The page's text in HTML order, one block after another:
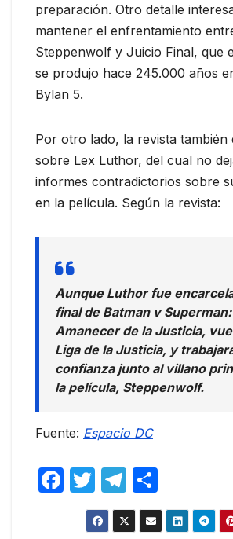
preparación. Otro detalle
mantener el enfrentamiento
Steppenwolf y Juicio Final, que
se produjo hace 245.000 años
Bylan 5.
Por otro lado, la revista también
sobre Lex Luthor, del cual no
informes contradictorios sobre
en la película. Según la revista:
Aunque Luthor fue
final de Batman v Superman:
Amanecer de la Justicia,
Liga de la Justicia, y
confianza junto al villano
la película, Steppenwolf.
Fuente: Espacio DC
F
T
w
itt
T
el
e
o
m